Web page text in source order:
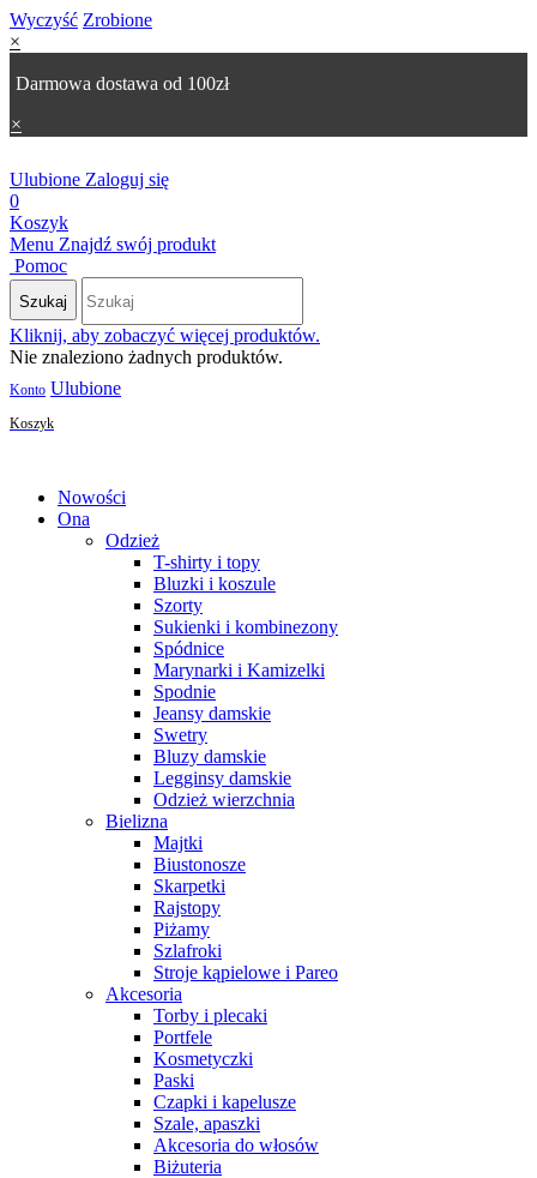
Wyczyść Zrobione
×
Darmowa dostawa od 100zł
×
Ulubione Zaloguj się
0
Koszyk
Menu Znajdź swój produkt
Pomoc
Szukaj
Kliknij, aby zobaczyć więcej produktów.
Nie znaleziono żadnych produktów.
Konto Ulubione
Koszyk
Nowości
Ona
Odzież
T-shirty i topy
Bluzki i koszule
Szorty
Sukienki i kombinezony
Spódnice
Marynarki i Kamizelki
Spodnie
Jeansy damskie
Swetry
Bluzy damskie
Legginsy damskie
Odzież wierzchnia
Bielizna
Majtki
Biustonosze
Skarpetki
Rajstopy
Piżamy
Szlafroki
Stroje kąpielowe i Pareo
Akcesoria
Torby i plecaki
Portfele
Kosmetyczki
Paski
Czapki i kapelusze
Szale, apaszki
Akcesoria do włosów
Biżuteria